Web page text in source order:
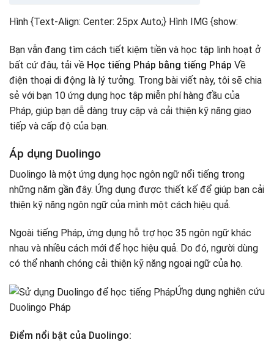
Áp dụng Speekoo
Bản tóm tắt
Hình {Text-Align: Center: 25px Auto;} Hình IMG {show:
Bạn vẫn đang tìm cách tiết kiệm tiền và học tập linh hoạt ở
bất cứ đâu, tải về Học tiếng Pháp bằng tiếng Pháp Về
điện thoại di động là lý tưởng. Trong bài viết này, tôi sẽ chia
sẻ với bạn 10 ứng dụng học tập miễn phí hàng đầu của
Pháp, giúp bạn dễ dàng truy cập và cải thiện kỹ năng giao
tiếp và cấp độ của bạn.
Áp dụng Duolingo
Duolingo là một ứng dụng học ngôn ngữ nổi tiếng trong
những năm gần đây. Ứng dụng được thiết kế để giúp bạn cải
thiện kỹ năng ngôn ngữ của mình một cách hiệu quả.
Ngoài tiếng Pháp, ứng dụng hỗ trợ học 35 ngôn ngữ khác
nhau và nhiều cách mới để học hiệu quả. Do đó, người dùng
có thể nhanh chóng cải thiện kỹ năng ngoại ngữ của họ.
Ứng dụng nghiên cứu
Duolingo Pháp
Điểm nổi bật của Duolingo: